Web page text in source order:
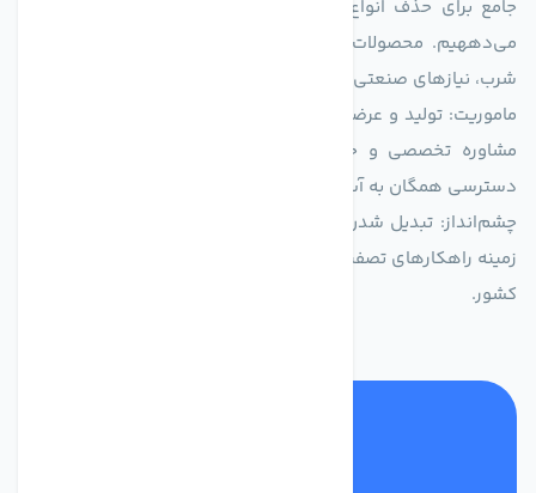
جامع برای حذف انواع آلاینده‌ها، املاح و نمک از منابع آبی ارائه
می‌دههیم. محصولات ما برای مصارف متنوعی از جمله تأمین آب
شرب، نیازهای صنعتی و کشاورزی طراحی و بهینه‌سازی شده‌اند.
ماموریت: تولید و عرضه محصولاتی با بالاترین استاندارد کیفی، ارائه
مشاوره تخصصی و خدمات پس از فروش مطمئن برای تضمین
دسترسی همگان به آب پاک و سالم.
چشم‌انداز: تبدیل شدن به انتخاب اول صنایع و مصرف‌کنندگان در
زمینه راهکارهای تصفیه آب و ایفای نقشی کلیدی در حفظ منابع آبی
کشور.